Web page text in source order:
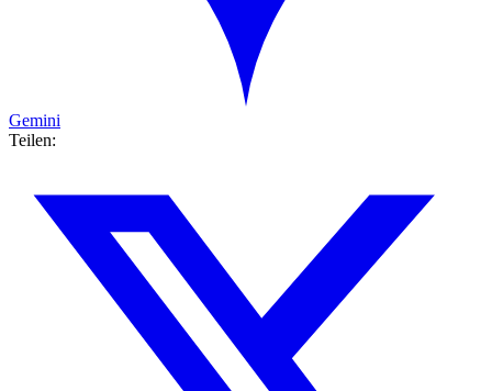
Gemini
Teilen: